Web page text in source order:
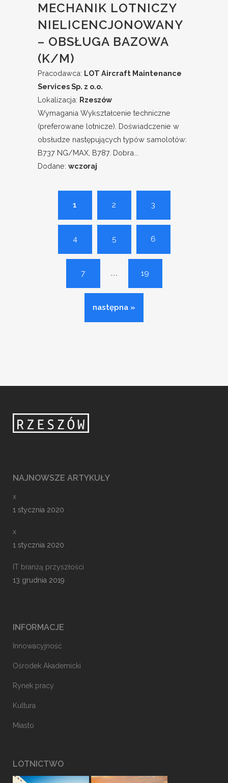
MECHANIK LOTNICZY
NIELICENCJONOWANY
– OBSŁUGA BAZOWA
(K/M)
Pracodawca: LOT Aircraft Maintenance
Services Sp. z o.o.
Lokalizacja: Rzeszów
Wymagania Wykształcenie techniczne
(preferowane lotnicze). Doświadczenie w
obsłudze następujących typów samolotów:
B737 NG/MAX, B787. Dobra...
Dodane: wczoraj
1 2 3
4 5 6
7 ... 19
następna »
NAJNOWSZE ARTYKUŁY
x
1 stycznia 2020
x
1 stycznia 2020
IT branżą przyszłości
13 grudnia 2019
INFORMACJE
Innowacyjność
Ośrodek Akademicki
Rynek pracy
Kultura
Miasto
LOTNICTWO